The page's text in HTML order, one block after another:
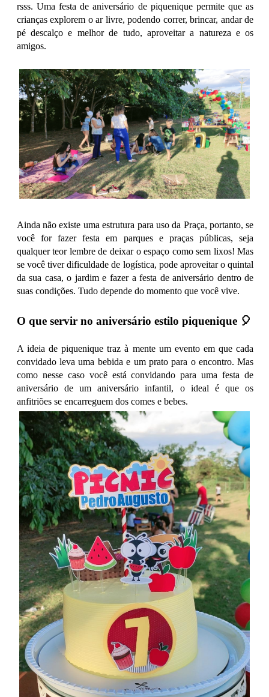
rsss. Uma festa de aniversário de piquenique permite que as
crianças explorem o ar livre, podendo correr, brincar, andar de
pé descalço e melhor de tudo, aproveitar a natureza e os
amigos.
Ainda não existe uma estrutura para uso da Praça, portanto, se
você for fazer festa em parques e praças públicas, seja
qualquer teor lembre de deixar o espaço como sem lixos! Mas
se você tiver dificuldade de logística, pode aproveitar o quintal
da sua casa, o jardim e fazer a festa de aniversário dentro de
suas condições. Tudo depende do momento que você vive.
O que servir no aniversário estilo piquenique 🎈
A ideia de piquenique traz à mente um evento em que cada
convidado leva uma bebida e um prato para o encontro. Mas
como nesse caso você está convidando para uma festa de
aniversário de um aniversário infantil, o ideal é que os
anfitriões se encarreguem dos comes e bebes.